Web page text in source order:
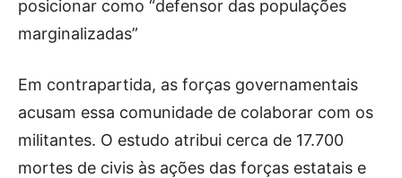
posicionar como “defensor das populações
marginalizadas”
Em contrapartida, as forças governamentais
acusam essa comunidade de colaborar com os
militantes. O estudo atribui cerca de 17.700
mortes de civis às ações das forças estatais e